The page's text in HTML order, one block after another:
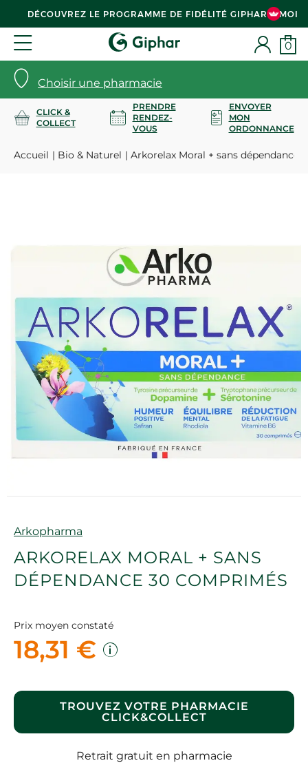
DÉCOUVREZ LE PROGRAMME DE FIDÉLITÉ GIPHAR & MOI
Choisir une pharmacie
0
CLICK &
COLLECT
PRENDRE
RENDEZ-
VOUS
ENVOYER
MON
ORDONNANCE
Accueil Bio & Naturel Arkorelax Moral + sans dépendance
Marque
Arkopharma
ARKORELAX MORAL + SANS
DÉPENDANCE 30 COMPRIMÉS
Prix moyen constaté
18,31 €
TROUVEZ VOTRE PHARMACIE
CLICK&COLLECT
Retrait gratuit en pharmacie